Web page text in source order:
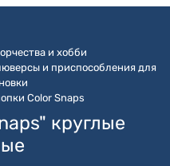
и хобби
и приспособления для
Color Snaps
круглые